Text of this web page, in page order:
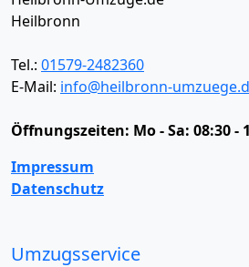
Heilbronn
Tel.: 01579-2482360
E-Mail: info@heilbronn-
Öffnungszeiten: Mo - Sa: 08:30 -
Impressum
Datenschutz
Umzugsservice